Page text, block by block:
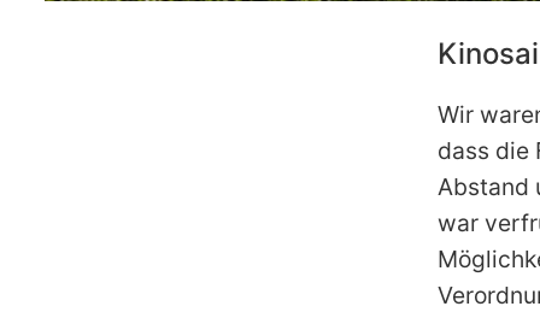
Wir
dass die
Abstand
war